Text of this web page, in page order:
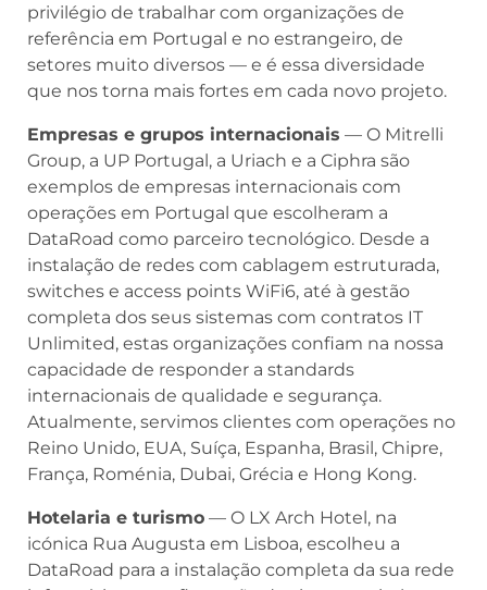
privilégio de trabalhar com organizações de
referência em Portugal e no estrangeiro, de
setores muito diversos — e é essa diversidade
que nos torna mais fortes em cada novo projeto.
Empresas e grupos internacionais — O Mitrelli
Group, a UP Portugal, a Uriach e a Ciphra são
exemplos de empresas internacionais com
operações em Portugal que escolheram a
DataRoad como parceiro tecnológico. Desde a
instalação de redes com cablagem estruturada,
switches e access points WiFi6, até à gestão
completa dos seus sistemas com contratos IT
Unlimited, estas organizações confiam na nossa
capacidade de responder a standards
internacionais de qualidade e segurança.
Atualmente, servimos clientes com operações no
Reino Unido, EUA, Suíça, Espanha, Brasil, Chipre,
França, Roménia, Dubai, Grécia e Hong Kong.
Hotelaria e turismo — O LX Arch Hotel, na
icónica Rua Augusta em Lisboa, escolheu a
DataRoad para a instalação completa da sua rede